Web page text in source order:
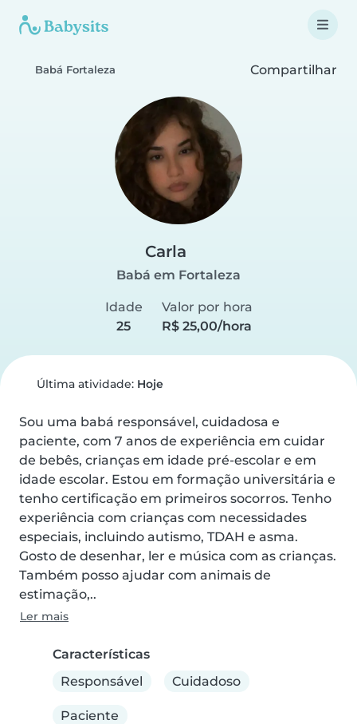
Babá Fortaleza Compartilhar
Carla
Babá em Fortaleza
Idade
25
Valor por hora
R$ 25,00/hora
Última atividade: Hoje
Sou uma babá responsável, cuidadosa e
paciente, com 7 anos de experiência em cuidar
de bebês, crianças em idade pré-escolar e em
idade escolar. Estou em formação universitária e
tenho certificação em primeiros socorros. Tenho
experiência com crianças com necessidades
especiais, incluindo autismo, TDAH e asma.
Gosto de desenhar, ler e música com as crianças.
Também posso ajudar com animais de
estimação,..
Ler mais
Características
Responsável
Cuidadoso
Paciente